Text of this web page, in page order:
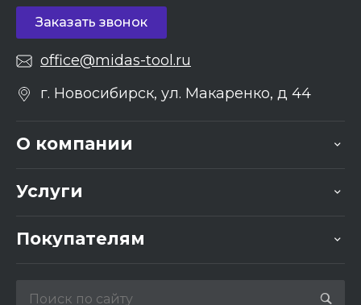
Заказать звонок
office@midas-tool.ru
г. Новосибирск, ул. Макаренко, д 44
О компании
Услуги
Покупателям